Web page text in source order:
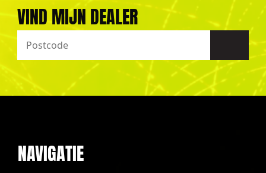
VIND MIJN DEALER
NAVIGATIE